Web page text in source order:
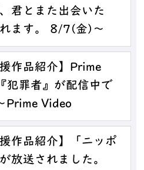
君とまた出会いた
ます。 8/7(金)～
作品紹介】Prime
犯罪者』が配信中で
Prime Video
作品紹介】「ニッポ
放送されました。